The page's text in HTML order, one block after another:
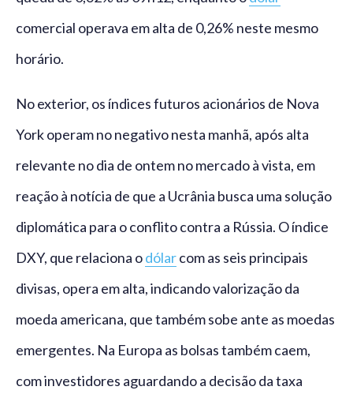
comercial operava em alta de 0,26% neste mesmo
horário.
No exterior, os índices futuros acionários de Nova
York operam no negativo nesta manhã, após alta
relevante no dia de ontem no mercado à vista, em
reação à notícia de que a Ucrânia busca uma solução
diplomática para o conflito contra a Rússia. O índice
DXY, que relaciona odólarcom as seis principais
divisas, opera em alta, indicando valorização da
moeda americana, que também sobe ante as moedas
emergentes. Na Europa as bolsas também caem,
com investidores aguardando a decisão da taxa